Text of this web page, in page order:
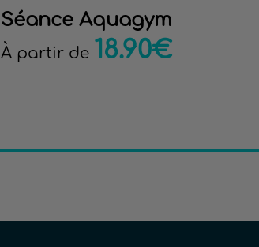
Séance Aquagym
À partir de 18.90€